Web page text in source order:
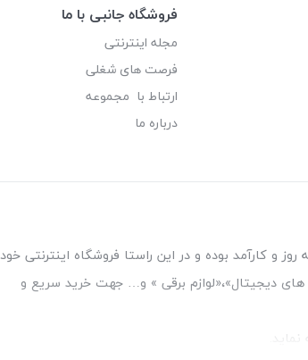
فروشگاه جانبی با ما
مجله اینترنتی
فرصت های شغلی
ارتباط با مجموعه
درباره ما
و کارآمد بوده و در این راستا فروشگاه اینترنتی خود
های دیجیتال»،«لوازم برقی » و… جهت خرید سریع و